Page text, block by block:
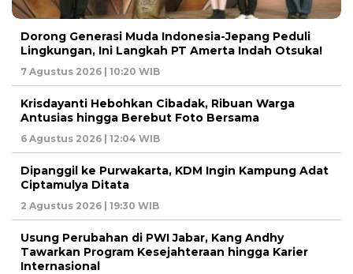
Dorong Generasi Muda Indonesia-Jepang Peduli
Lingkungan, Ini Langkah PT Amerta Indah Otsuka!
7 Agustus 2026 | 10:20 WIB
Krisdayanti Hebohkan Cibadak, Ribuan Warga
Antusias hingga Berebut Foto Bersama
6 Agustus 2026 | 12:04 WIB
Dipanggil ke Purwakarta, KDM Ingin Kampung Adat
Ciptamulya Ditata
2 Agustus 2026 | 19:30 WIB
Usung Perubahan di PWI Jabar, Kang Andhy
Tawarkan Program Kesejahteraan hingga Karier
Internasional